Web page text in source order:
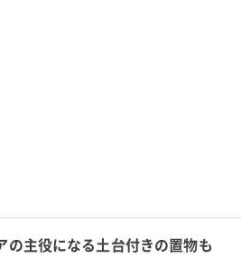
主役になる土台付きの置物も